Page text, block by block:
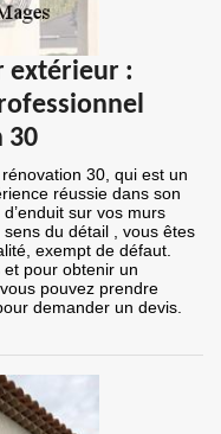
extérieur :
30
30, qui est un
réussie dans son
sur vos murs
du détail , vous êtes
exempt de défaut.
pour obtenir un
pouvez prendre
demander un devis.